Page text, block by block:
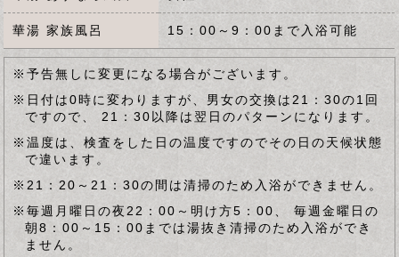
華湯 家族風呂 15：00～9：00まで入浴可能
※予告無しに変更になる場合がございます。
※日付は0時に変わりますが、男女の交換は21：30の1回
ですので、 21：30以降は翌日のパターンになります。
※温度は、検査をした日の温度ですのでその日の天候状態
で違います。
※21：20～21：30の間は清掃のため入浴ができません。
※毎週月曜日の夜22：00～明け方5：00、 毎週金曜日の
朝8：00～15：00までは湯抜き清掃のため入浴ができ
ません。